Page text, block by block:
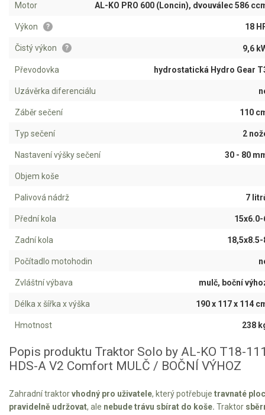
AKU zahradní technika
Aku křovinořezy a vyžínače
Aku AL-KO
Štípačka na dřevo
VARI
VARI multifunkční nosiče
Sněhové frézy
Vertikutátory
Kultivátory
Vysavače a foukače
Elektrocentrály
Motor AL-KO PRO 600 (Loncin), dvouválec 586
Výkon ? 18
Čistý výkon ? 9,6
Převodovka hydrostatická Hydro Gear
Uzávěrka diferenciálu
Záběr sečení 110
Typ sečení 2
Nastavení výšky sečení 30 - 80
Objem koše
Palivová nádrž 7
Přední kola 15x6.0-
Zadní kola 18,5x8.5-
Počítadlo motohodin
Zvláštní výbava mulč, boční
Délka x šířka x výška 190 x 117 x 114
Hmotnost 238
Popis produktu Traktor Solo by AL-KO T18-
HDS-A V2 Comfort MULČ / BOČNÍ VÝHOZ
Zahradní traktorvhodný pro uživatele, který potřebuje travnaté
pravidelně udržovat, ale nebude trávu sbírat do koše. Traktor